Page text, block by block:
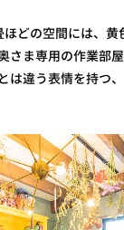
どの空間には、黄
さま専用の作業部
は違う表情を持つ